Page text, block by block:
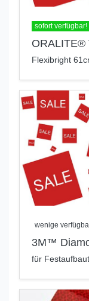
sofort verfügbar!
ORALITE®
Flexibright
wenige
3M™
für